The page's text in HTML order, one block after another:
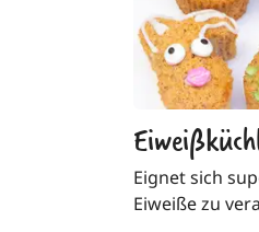
Eignet sich
Eiweiße zu